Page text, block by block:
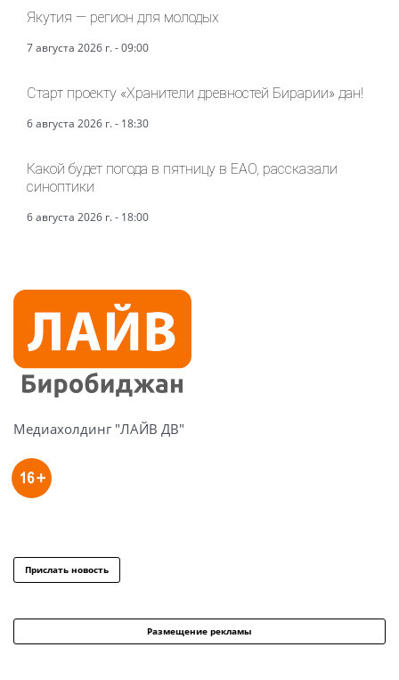
Якутия — регион для молодых
7 августа 2026 г. - 09:00
Старт проекту «Хранители древностей Бирарии» дан!
6 августа 2026 г. - 18:30
Какой будет погода в пятницу в ЕАО, рассказали
синоптики
6 августа 2026 г. - 18:00
Медиахолдинг "ЛАЙВ ДВ"
Прислать новость
Размещение рекламы